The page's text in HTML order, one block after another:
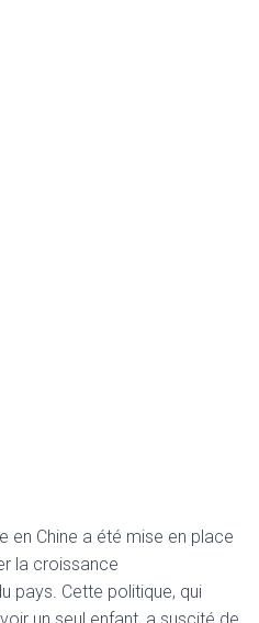
en Chine a été mise en place
la croissance
pays. Cette politique, qui